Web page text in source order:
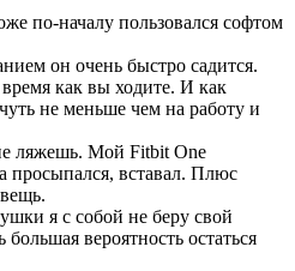
по-началу пользовался софтом
он очень быстро садится.
как вы ходите. И как
не меньше чем на работу и
ляжешь. Мой Fitbit One
просыпался, вставал. Плюс
я с собой не беру свой
вероятность остаться